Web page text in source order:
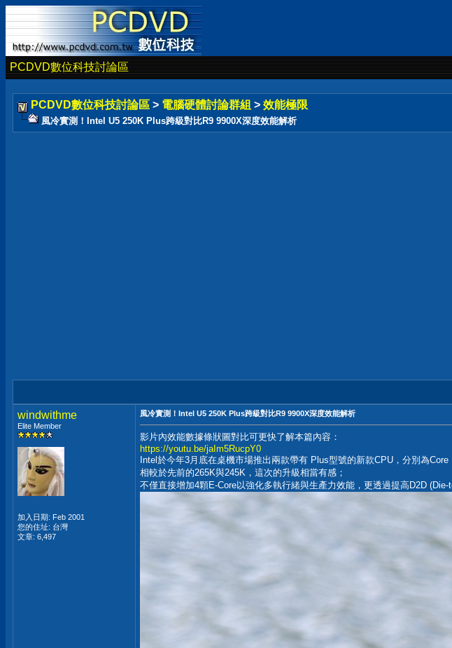
PCDVD數位科技討論區
PCDVD數位科技討論區 > 電腦硬體討論群組 > 效能極限
風冷實測！Intel U5 250K Plus跨級對比R9 9900X深度效能解析
windwithme
Elite Member
加入日期: Feb 2001
您的住址: 台灣
文章: 6,497
風冷實測！Intel U5 250K Plus跨級對比R9 9900X深度效能解析
影片內效能數據條狀圖對比可更快了解本篇內容：
https://youtu.be/jaIm5RucpY0
Intel於今年3月底在桌機市場推出兩款帶有 Plus型號的新款CPU，分別為
相較於先前的265K與245K，這次的升級相當有感；
不僅直接增加4顆E-Core以強化多執行緒與生產力效能，更透過提高D2D